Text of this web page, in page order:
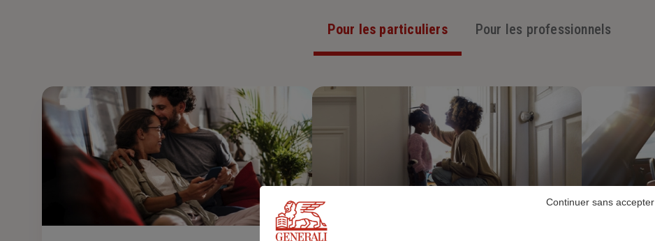
Pour les particuliers Pour les professionnels
Continuer sans accepter